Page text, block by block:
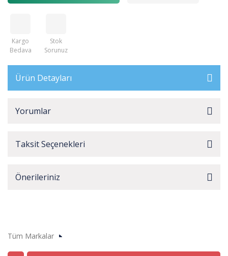
Kargo
Bedava
Stok
Sorunuz
Ürün Detayları
Yorumlar
Taksit Seçenekleri
Önerileriniz
Tüm Markalar